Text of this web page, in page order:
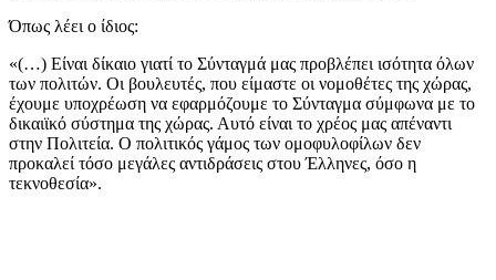
Όπως λέει ο ίδιος:
«(…) Είναι δίκαιο γιατί το Σύνταγμά μας προβλέπει ισότητα όλων
των πολιτών. Οι βουλευτές, που είμαστε οι νομοθέτες της χώρας,
έχουμε υποχρέωση να εφαρμόζουμε το Σύνταγμα σύμφωνα με το
δικαιϊκό σύστημα της χώρας. Αυτό είναι το χρέος μας απέναντι
στην Πολιτεία. Ο πολιτικός γάμος των ομοφυλοφίλων δεν
προκαλεί τόσο μεγάλες αντιδράσεις στου Έλληνες, όσο η
τεκνοθεσία».